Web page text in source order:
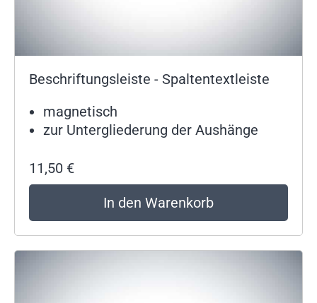
Beschriftungsleiste - Spaltentextleiste
magnetisch
zur Untergliederung der Aushänge
11,50 €
In den Warenkorb